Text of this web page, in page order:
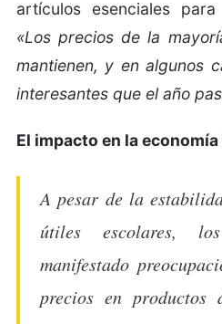
artículos esenciales
«Los precios de la
mantienen, y en algunos
interesantes que el año
El impacto en la
A pesar de la
útiles escolares,
manifestado
precios en productos